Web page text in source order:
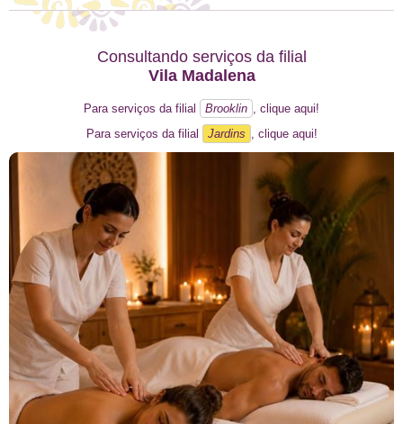
Consultando serviços da filial
Vila Madalena
Para serviços da filial Brooklin , clique aqui!
Para serviços da filial
Jardins , clique aqui!